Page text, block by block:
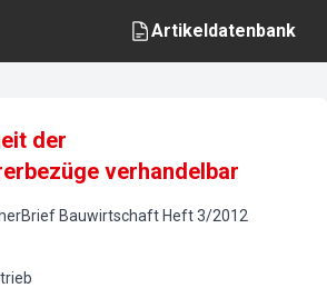
Artikeldatenbank
der
verhandelbar
Bauwirtschaft Heft3/2012